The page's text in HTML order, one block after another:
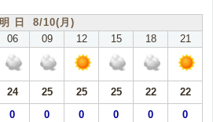
明 日 8/10(月)
06 09 12 15 18 21
24 25 25 25 22
22
0 0 0 0 0 0